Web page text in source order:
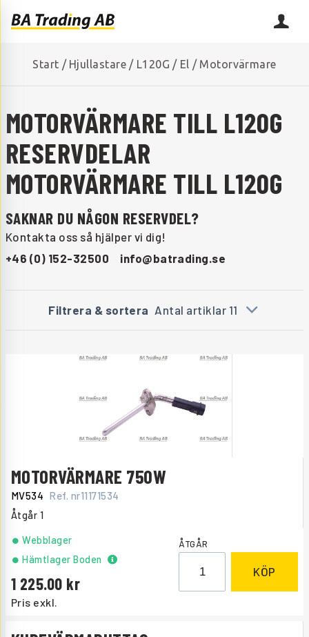
Start / Hjullastare / L120G / El / Motorvärmare
MOTORVÄRMARE TILL L120G
RESERVDELAR
MOTORVÄRMARE TILL L120G
SAKNAR DU NÅGON RESERVDEL?
Kontakta oss så hjälper vi dig!
+46 (0) 152-32500
info@batrading.se
Filtrera & sortera Antal artiklar 11
MOTORVÄRMARE 750W
MV534 Ref. nr11171534
Åtgår 1
Pris exkl.
1 225.00
Webblager
Hämtlager Boden
ÅTGÅR
KÖP